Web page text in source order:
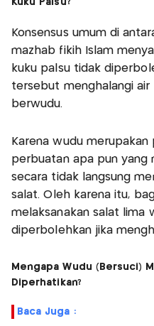
Konsensus umum di
mazhab fikih Islam
kuku palsu tidak
tersebut menghalangi air
berwudu.
Karena wudu
perbuatan apa pun yang
secara tidak langsung
salat. Oleh karena itu,
melaksanakan salat lima
diperbolehkan jika
Mengapa Wudu (Bersuci)
Diperhatikan?
Baca Juga :